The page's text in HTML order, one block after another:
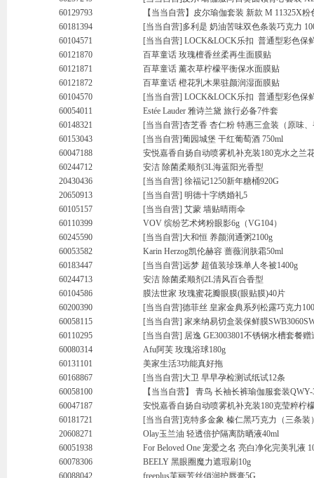
60129793
【当当自营】皮尔瑜伽套装 新款 M 11325X粉
60181394
[当当自营]多利是 奶油苦味双色条装巧克力
60104571
[当当自营] LOCK&LOCK乐扣 普通型彩色保
60121870
百草童话 玫瑰檀香丝柔再生面膜贴
60121871
百草童话 薰衣草柠檬平衡保水面膜贴
60121872
百草童话 橙花乳木果驻颜润湿面膜贴
60104570
[当当自营] LOCK&LOCK乐扣 普通型彩色保
60054011
Estée Lauder 雅诗兰黛 旅行必备7件套
60148321
[当当自营]杏芝香 杏仁粉 特惠三盒装（原味
60153043
[当当自营]葡园城堡 干红葡萄酒 750ml
60047188
安悦嘉香自扬自动喷雾机补充装180克水之兰
60244712
安洁 除菌柔顺剂3L海蓝阳光香型
20430436
[当当自营] 徐福记1250新年糖桶920G
20650913
[当当自营] 明德十字绣婚礼5
60105157
[当当自营] 艾蒙 墙贴晴雨伞
60110399
VOV 缤纷艺术烤粉眼影6g（VG104）
60245590
[当当自营]大和恒 养颜润通粥2100g
60053582
Karin Herzog凯伦赫容 蔷薇润肤霜50ml
60183447
[当当自营]远梦 超值装珍珠单人冬被1400g
60244713
安洁 除菌柔顺剂2L清风百合香型
60104586
膜法世家 玫瑰蜜花瓣眼膜(眼贴膜)40片
60200390
[当当自营]德菲丝 皇家金典系列松露巧克力
60058115
[当当自营] 家来纳易切盒装保鲜膜
60110295
[当当自营] 居逸 GE3003801不锈钢水槽套餐
60080314
Afu阿芙 玫瑰浴球180g
60131101
美家生活3功能真好拖
60168867
[当当自营]大卫 早早孕检测试纸试12条
60058100
【当当自营】 青鸟 长袖长裤瑜伽服套装
60047187
安悦嘉香自扬自动喷雾机补充装180克莹粹柠
60181721
[当当自营]克特多金象 榛仁黑巧克力（三条装
20608271
Olay玉兰油 轻透倍护隔离防晒液40ml
60051938
For Beloved One 宠爱之名 亮白净化完美乳液
60078306
BEELY 黑眼圈魔力遮瑕刷10g
60088042
freeplus芙丽芳丝俏润护唇膏5G